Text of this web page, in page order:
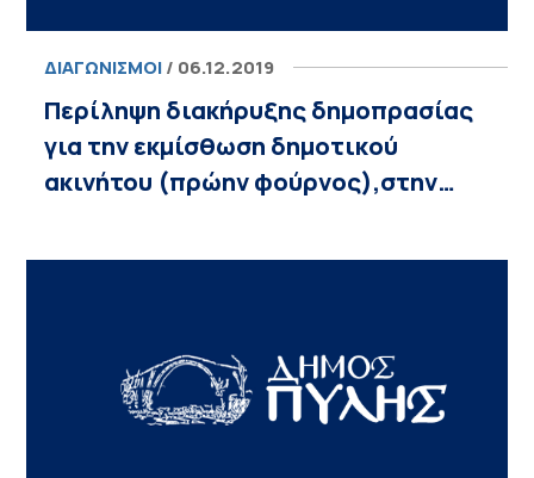
ΔΙΑΓΩΝΙΣΜΟΊ/ 06.12.2019
Περίληψη διακήρυξης δημοπρασίας
για την εκμίσθωση δημοτικού
ακινήτου (πρώην φούρνος),στην…